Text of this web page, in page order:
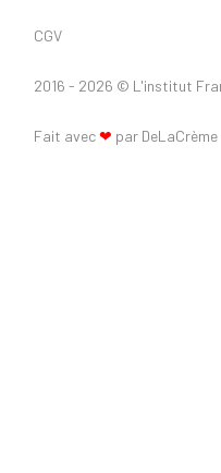
Fait avec❤ par
CGV
2016 - 2026 © L'institut